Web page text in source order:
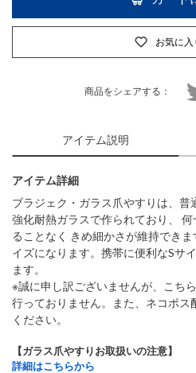
お気に入
商品をシェアする：
アイテム説明
アイテム詳細
ブラジェク・ガラス爪やすりは、
強化耐熱ガラスで作られており、
ることなく きめ細かさが維持でき
イズになります。携帯に便利なSサ
ます。
※誠に申し訳ございませんが、こち
行っておりません。また、ネコポス
ください。
【ガラス爪やすりお取扱いの注意】
詳細はこちらから